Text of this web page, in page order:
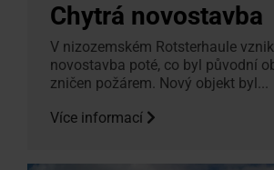
Chytrá novostavba
V nizozemském Rotsterhaule
novostavba poté, co byl původní
zničen požárem. Nový objekt byl...
Více informací